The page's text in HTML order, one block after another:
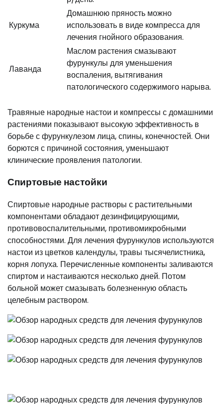
Куркума
Домашнюю пряность можно
использовать в виде компресса для
лечения гнойного образования.
Лаванда
Маслом растения смазывают
фурункулы для уменьшения
воспаления, вытягивания
патологического содержимого нарыва.
Травяные народные настои и компрессы с домашними
растениями показывают высокую эффективность в
борьбе с фурункулезом лица, спины, конечностей. Они
борются с причиной состояния, уменьшают
клинические проявления патологии.
Спиртовые настойки
Спиртовые народные растворы с растительными
компонентами обладают дезинфицирующими,
противовоспалительными, противомикробными
способностями. Для лечения фурункулов используются
настои из цветков календулы, травы тысячелистника,
корня лопуха. Перечисленные компоненты заливаются
спиртом и настаиваются несколько дней. Потом
больной может смазывать болезненную область
целебным раствором.